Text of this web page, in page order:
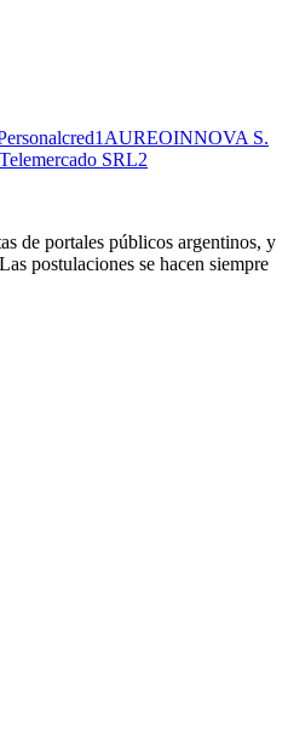
1 AUREOINNOVA S.
Telemercado SRL2
de portales públicos argentinos, y
postulaciones se hacen siempre